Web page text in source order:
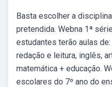
Basta escolher a
pretendida. Webna 1ª
estudantes terão aulas
redação e leitura, inglês,
matemática + educação.
escolares do 7º ano do